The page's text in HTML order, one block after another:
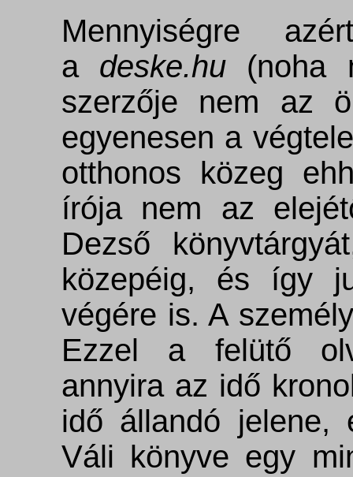
Mennyiségre
a deske.hu (noha
szerzője nem az
egyenesen a
otthonos közeg
írója nem az
Dezső
közepéig, és így
végére is. A
Ezzel a felütő
annyira az idő
idő állandó jelene,
Váli könyve egy